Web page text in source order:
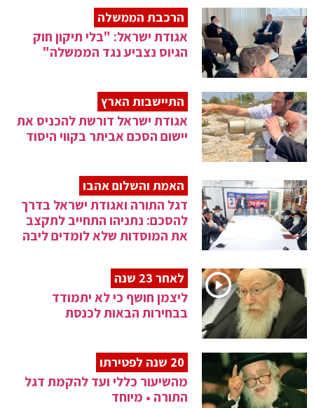
הרכבת הממשלה
אגודת ישראל: "בלי תיקון חוק
הגיוס נצביע נגד הממשלה"
התיישבות הארץ
אגודת ישראל דורשת להכניס את
יישום הסכם אביתר בקווי היסוד
האמת והשלום אהבו
דגל התורה ואגודת ישראל בדרך
להסכם: נתניהו התחייב לתקצב
את המוסדות שלא לומדים ליבה
לאחר 23 שנה
ליצמן חושף כי לא יתמודד
בבחירות הבאות לכנסת
20 שנה לפטירתו
מהשיעור כללי ועד להקמת דגל
התורה • מיוחד